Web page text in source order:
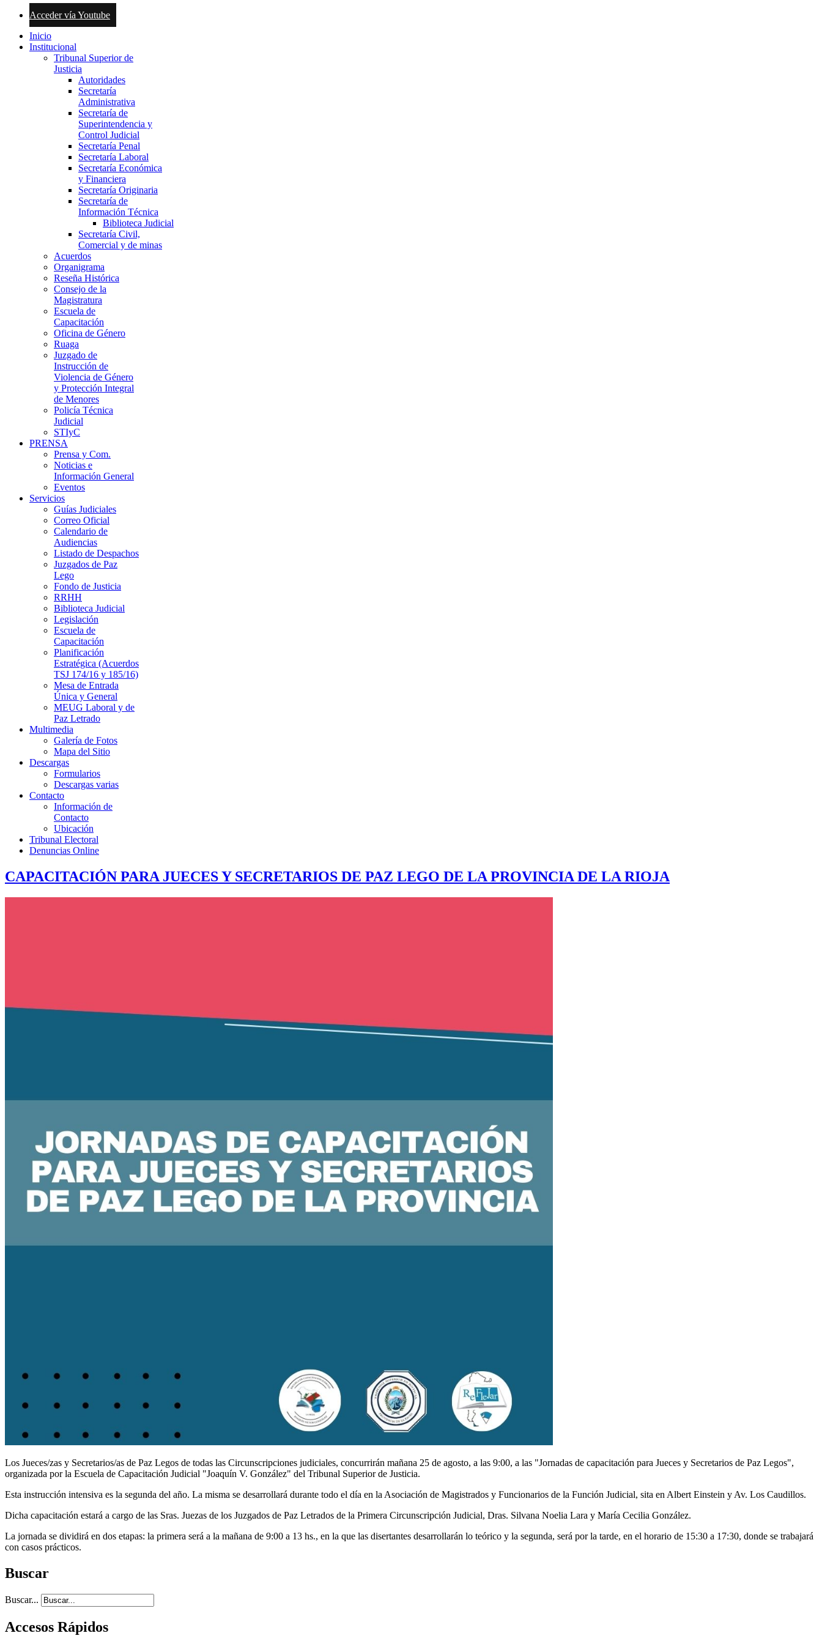
Acceder vía Youtube
Inicio
Institucional
Tribunal Superior de
Justicia
Autoridades
Secretaría
Administrativa
Secretaría de
Superintendencia y
Control Judicial
Secretaría Penal
Secretaría Laboral
Secretaría Económica
y Financiera
Secretaría Originaria
Secretaría de
Información Técnica
Biblioteca Judicial
Secretaría Civil,
Comercial y de minas
Acuerdos
Organigrama
Reseña Histórica
Consejo de la
Magistratura
Escuela de
Capacitación
Oficina de Género
Ruaga
Juzgado de
Instrucción de
Violencia de Género
y Protección Integral
de Menores
Policía Técnica
Judicial
STIyC
PRENSA
Prensa y Com.
Noticias e
Información General
Eventos
Servicios
Guías Judiciales
Correo Oficial
Calendario de
Audiencias
Listado de Despachos
Juzgados de Paz
Lego
Fondo de Justicia
RRHH
Biblioteca Judicial
Legislación
Escuela de
Capacitación
Planificación
Estratégica (Acuerdos
TSJ 174/16 y 185/16)
Mesa de Entrada
Única y General
MEUG Laboral y de
Paz Letrado
Multimedia
Galería de Fotos
Mapa del Sitio
Descargas
Formularios
Descargas varias
Contacto
Información de
Contacto
Ubicación
Tribunal Electoral
Denuncias Online
CAPACITACIÓN PARA JUECES Y SECRETARIOS DE PAZ LEGO DE LA PROVINCIA DE LA RIOJA
Los Jueces/zas y Secretarios/as de Paz Legos de todas las Circunscripciones judiciales, concurrirán mañana 25 de agosto, a las 9:00, a las "Jornadas de capacitación para Jueces y Secretarios de Paz Legos",
organizada por la Escuela de Capacitación Judicial "Joaquín V. González" del Tribunal Superior de Justicia.
Esta instrucción intensiva es la segunda del año. La misma se desarrollará durante todo el día en la Asociación de Magistrados y Funcionarios de la Función Judicial, sita en Albert Einstein y Av. Los Caudillos.
Dicha capacitación estará a cargo de las Sras. Juezas de los Juzgados de Paz Letrados de la Primera Circunscripción Judicial, Dras. Silvana Noelia Lara y María Cecilia González.
La jornada se dividirá en dos etapas: la primera será a la mañana de 9:00 a 13 hs., en la que las disertantes desarrollarán lo teórico y la segunda, será por la tarde, en el horario de 15:30 a 17:30, donde se trabajará
con casos prácticos.
Buscar
Buscar...
Accesos Rápidos